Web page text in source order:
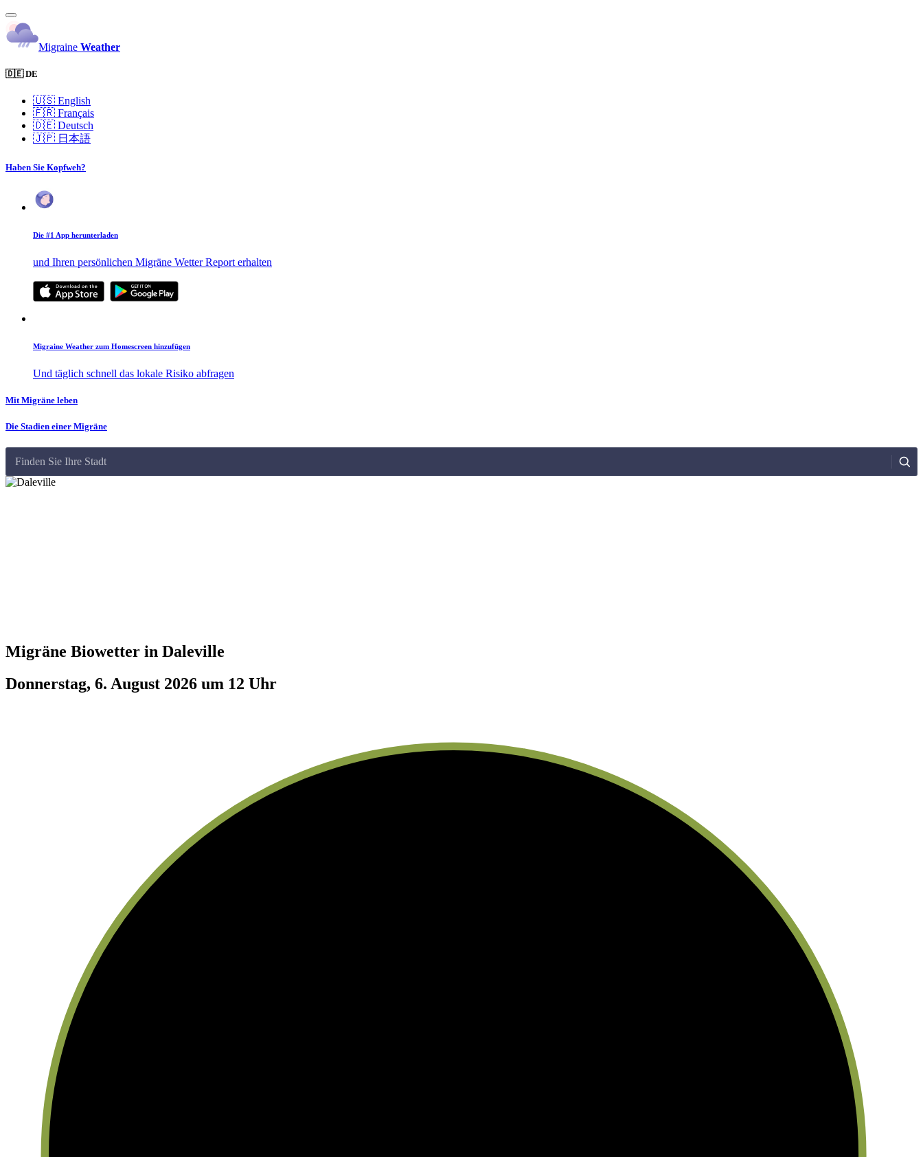
Migraine Weather
🇩🇪 DE
🇺🇸 English
🇫🇷 Français
🇩🇪 Deutsch
🇯🇵 日本語
Haben Sie Kopfweh?
Die #1 App herunterladen
und Ihren persönlichen Migräne Wetter Report erhalten
Migraine Weather zum Homescreen hinzufügen
Und täglich schnell das lokale Risiko abfragen
Mit Migräne leben
Die Stadien einer Migräne
Finden Sie Ihre Stadt
Migräne Biowetter in Daleville
Donnerstag, 6. August 2026 um 12 Uhr